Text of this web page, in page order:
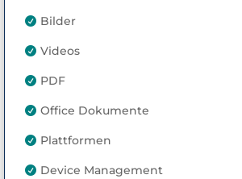
 Bilder
 Videos
 PDF
 Office Dokumente
 Plattformen
 Device Management